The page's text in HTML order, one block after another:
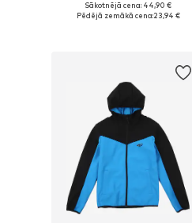
Sākotnējā cena: 44,90 €
Pēdējā zemākā cena:23,94 €